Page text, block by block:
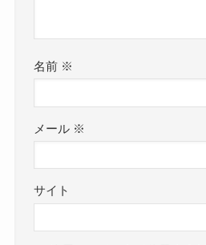
名前 ※
メール ※
サイト